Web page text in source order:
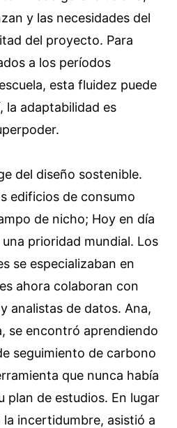
y las necesidades del
del proyecto. Para
a los períodos
esta fluidez puede
la adaptabilidad es
del diseño sostenible.
edificios de consumo
de nicho; Hoy en día
prioridad mundial. Los
se especializaban en
ahora colaboran con
analistas de datos. Ana,
se encontró aprendiendo
seguimiento de carbono
que nunca había
plan de estudios. En lugar
incertidumbre, asistió a